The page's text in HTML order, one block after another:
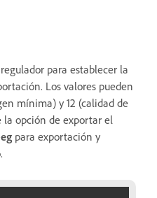
para establecer la
Los valores pueden
mínima) y 12 (calidad de
opción de exportar el
para exportación y